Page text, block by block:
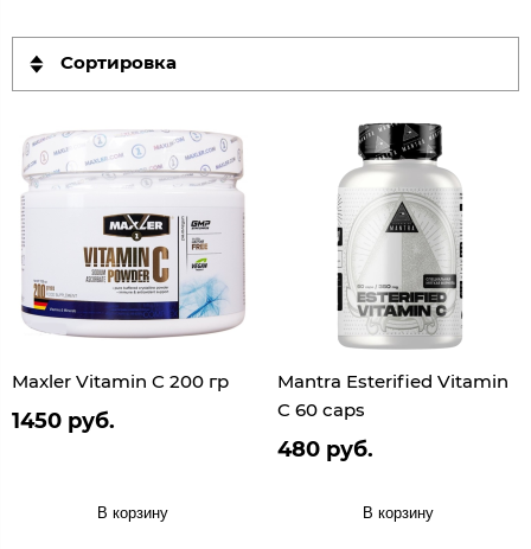
Сортировка
Maxler Vitamin C 200 гр
1450 руб.
В корзину
Mantra Esterified Vitamin
C 60 caps
480 руб.
В корзину